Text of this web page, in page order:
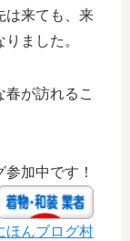
は来ても、来
ました。
が訪れるこ
加中です！
ほんブログ村